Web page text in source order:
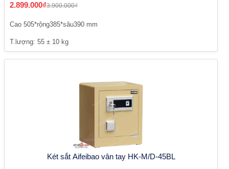
2.899.000₫3.900.000₫
Cao 505*rộng385*sâu390 mm
T.lượng: 55 ± 10 kg
Két sắt Aifeibao vân tay HK-M/D-45BL